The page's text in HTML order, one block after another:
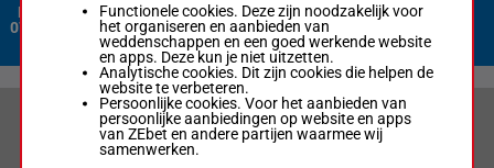
Nederland:
070 3380 365
VERANTWOORD WEDDEN & PRIVACYVERKLARING
Functionele cookies. Deze zijn noodzakelijk voor
het organiseren en aanbieden van
weddenschappen en een goed werkende website
en apps. Deze kun je niet uitzetten.
Analytische cookies. Dit zijn cookies die helpen de
website te verbeteren.
Persoonlijke cookies. Voor het aanbieden van
persoonlijke aanbiedingen op website en apps
van ZEbet en andere partijen waarmee wij
samenwerken.